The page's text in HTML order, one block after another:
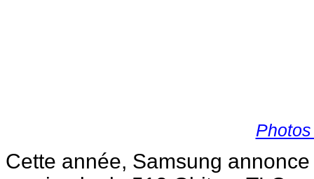
Cette année, Samsung